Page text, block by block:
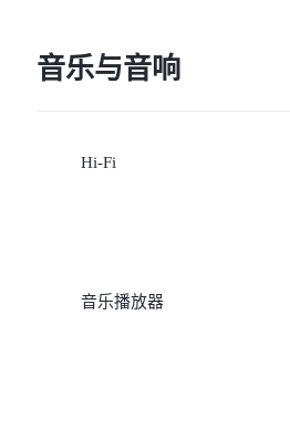
音乐与音响
Hi-Fi
音乐播放器